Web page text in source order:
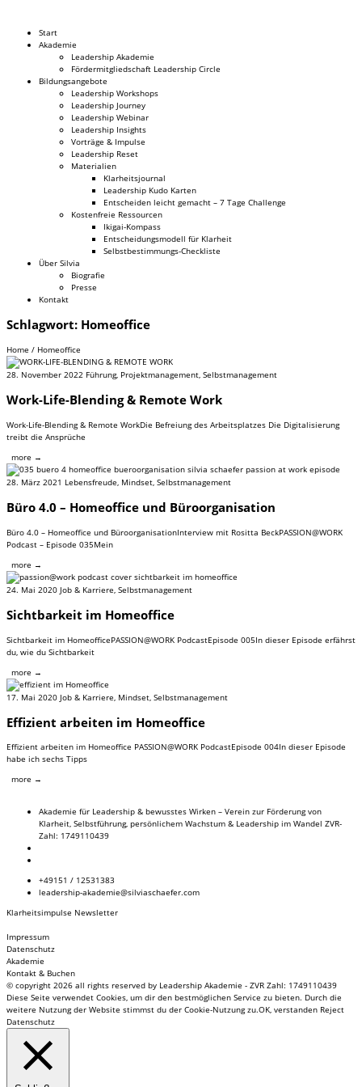
Dr. Silvia Schäfer
Start
Akademie
Leadership Akademie
Fördermitgliedschaft Leadership Circle
Bildungsangebote
Leadership Workshops
Leadership Journey
Leadership Webinar
Leadership Insights
Vorträge & Impulse
Leadership Reset
Materialien
Klarheitsjournal
Leadership Kudo Karten
Entscheiden leicht gemacht – 7 Tage Challenge
Kostenfreie Ressourcen
Ikigai-Kompass
Entscheidungsmodell für Klarheit
Selbstbestimmungs-Checkliste
Über Silvia
Biografie
Presse
Kontakt
Schlagwort: Homeoffice
Home / Homeoffice
28. November 2022 Führung, Projektmanagement, Selbstmanagement
Work-Life-Blending & Remote Work
Work-Life-Blending & Remote WorkDie Befreiung des Arbeitsplatzes Die Digitalisierung
treibt die Ansprüche
more →
28. März 2021 Lebensfreude Mindset Selbstmanagement
Büro 4.0 – Homeoffice und Büroorganisation
Büro 4.0 – Homeoffice und BüroorganisationInterview mit Rositta BeckPASSION@WORK
Podcast – Episode 035Mein
more →
24. Mai 2020 Job & Karriere Selbstmanagement
Sichtbarkeit im Homeoffice
Sichtbarkeit im HomeofficePASSION@WORK PodcastEpisode 005In dieser Episode erfährst
du, wie du Sichtbarkeit
more →
17. Mai 2020 Job & Karriere Mindset Selbstmanagement
Effizient arbeiten im Homeoffice
Effizient arbeiten im Homeoffice PASSION@WORK PodcastEpisode 004In dieser Episode
habe ich sechs Tipps
more →
Akademie für Leadership & bewusstes Wirken – Verein zur Förderung von
Klarheit, Selbstführung, persönlichem Wachstum & Leadership im Wandel ZVR-
Zahl: 1749110439
+49151 / 12531383
leadership-akademie@silviaschaefer.com
Klarheitsimpulse Newsletter
Impressum
Datenschutz
Akademie
Kontakt & Buchen
© copyright 2026 all rights reserved by Leadership Akademie - ZVR Zahl: 1749110439
Diese Seite verwendet Cookies, um dir den bestmöglichen Service zu bieten. Durch die
weitere Nutzung der Website stimmst du der Cookie-Nutzung zu.OK, verstanden Reject
Datenschutz